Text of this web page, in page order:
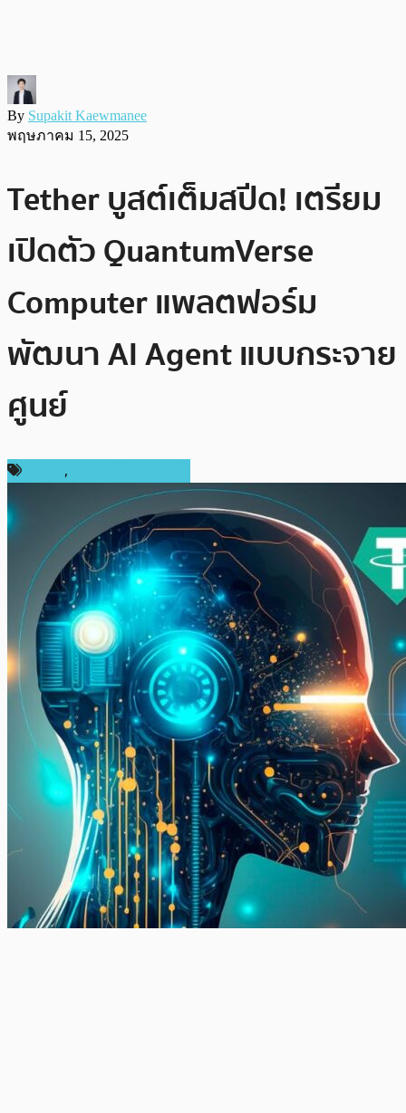
By Supakit Kaewmanee
พฤษภาคม 15, 2025
Tether บูสต์เต็มสปีด! เตรียม
เปิดตัว QuantumVerse
Computer แพลตฟอร์ม
พัฒนา AI Agent แบบกระจาย
ศูนย์
,